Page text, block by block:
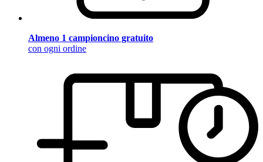
Almeno 1 campioncino gratuito
con ogni ordine